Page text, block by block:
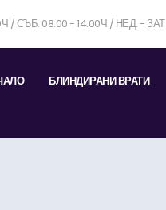
/ СЪБ. 08:00 - 14:00Ч / НЕД. -
БЛИНДИРАНИ ВРАТИ